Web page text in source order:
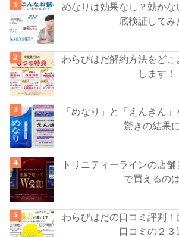
めなりは効果なし？効か
底検証してみ
わらびはだ解約方法をどこ
します！
「めなり」と「えんきん
驚きの結果に
トリニティーラインの店
で買えるの
わらびはだの口コミ評判
口コミの２３